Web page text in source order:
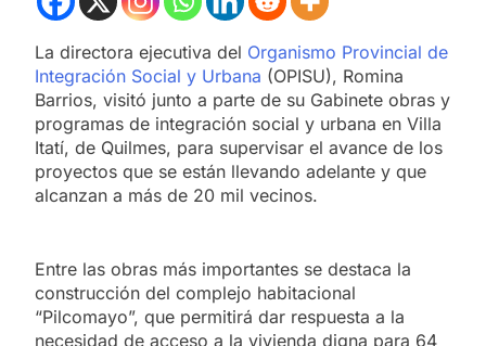
La directora ejecutiva del Organismo Provincial de
Integración Social y Urbana (OPISU), Romina
Barrios, visitó junto a parte de su Gabinete obras y
programas de integración social y urbana en Villa
Itatí, de Quilmes, para supervisar el avance de los
proyectos que se están llevando adelante y que
alcanzan a más de 20 mil vecinos.
Entre las obras más importantes se destaca la
construcción del complejo habitacional
“Pilcomayo”, que permitirá dar respuesta a la
necesidad de acceso a la vivienda digna para 64